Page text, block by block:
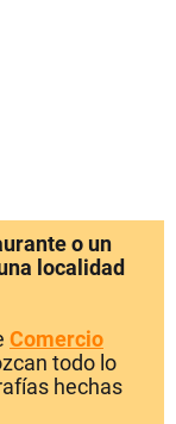
o un
localidad
Comercio
todo lo
hechas